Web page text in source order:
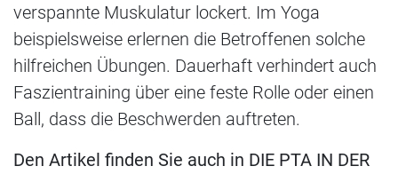
verspannte Muskulatur lockert. Im Yoga
beispielsweise erlernen die Betroffenen solche
hilfreichen Übungen. Dauerhaft verhindert auch
Faszientraining über eine feste Rolle oder einen
Ball, dass die Beschwerden auftreten.
Den Artikel finden Sie auch in DIE PTA IN DER